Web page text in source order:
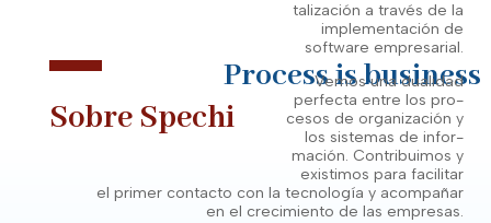
Sobre Spechi
Process is business
talización a través de la
implementación de
software empresarial.
Vemos una dualidad
perfecta entre los pro-
cesos de organización y
los sistemas de infor-
mación. Contribuimos y
existimos para facilitar
el primer contacto con la tecnología y acompañar
en el crecimiento de las empresas.